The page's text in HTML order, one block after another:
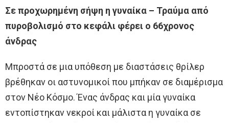
Σε προχωρημένη σήψη η γυναίκα – Τραύμα από
πυροβολισμό στο κεφάλι φέρει ο 66χρονος
άνδρας
Μπροστά σε μια υπόθεση με διαστάσεις θρίλερ
βρέθηκαν οι αστυνομικοί που μπήκαν σε διαμέρισμα
στον Νέο Κόσμο. Ένας άνδρας και μία γυναίκα
εντοπίστηκαν νεκροί και μάλιστα η γυναίκα σε